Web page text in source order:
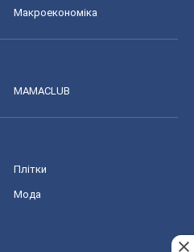
Макроекономіка
MAMACLUB
Плітки
Мода